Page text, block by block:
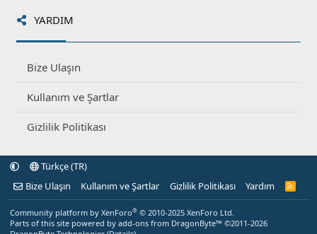
YARDIM
Bize Ulaşın
Kullanım ve Şartlar
Gizlilik Politikası
Türkçe (TR)
Bize Ulaşın
Kullanım ve Şartlar Gizlilik Politikası Yardım
R
Community platform by XenForo® © 2010-2025 XenForo Ltd.
Parts of this site powered by add-ons from DragonByte™ ©2011-2026